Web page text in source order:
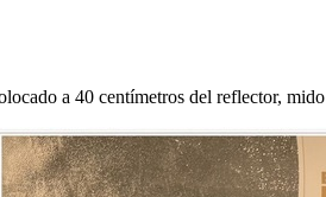
a 40 centímetros del reflector,